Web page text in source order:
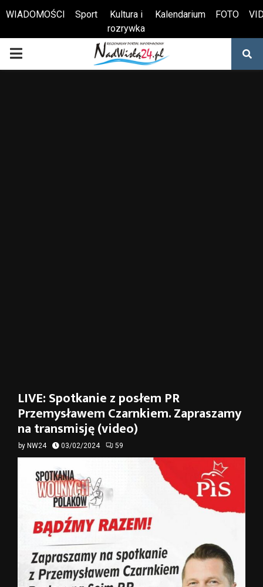
Otwórz pasek narzędzi
WIADOMOŚCI Sport
Kultura i
rozrywka
Kalendarium FOTO
PRIMARY
LIVE: Spotkanie z posłem PR
Przemysławem Czarnkiem. Zapraszamy
na transmisję (video)
by NW24 03/02/2024 59